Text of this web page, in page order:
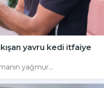
yavru kedi itfaiye
yağmur...